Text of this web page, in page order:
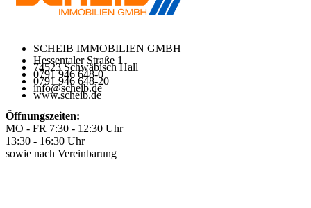
SCHEIB IMMOBILIEN GMBH
Hessentaler Straße 1
74523 Schwäbisch Hall
0791 946 648-0
0791 946 648-20
info@scheib.de
www.scheib.de
Öffnungszeiten:
MO - FR 7:30 - 12:30 Uhr
13:30 - 16:30 Uhr
sowie nach Vereinbarung